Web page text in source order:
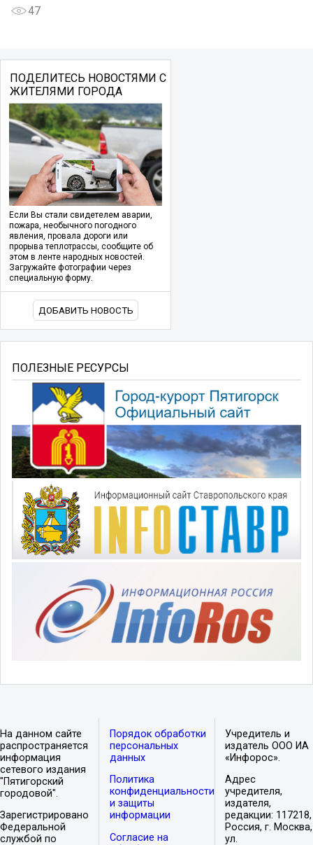
47
ПОДЕЛИТЕСЬ НОВОСТЯМИ С
ЖИТЕЛЯМИ ГОРОДА
Если Вы стали свидетелем аварии,
пожара, необычного погодного
явления, провала дороги или
прорыва теплотрассы, сообщите об
этом в ленте народных новостей.
Загружайте фотографии через
специальную форму.
ДОБАВИТЬ НОВОСТЬ
ПОЛЕЗНЫЕ РЕСУРСЫ
На данном сайте
распространяется
информация
сетевого издания
"Пятигорский
городовой".
Зарегистрировано
Федеральной
службой по
Порядок обработки
персональных
данных
Политика
конфиденциальности
и защиты
информации
Согласие на
Учредитель и
издатель ООО ИА
«Инфорос».
Адрес
учредителя,
издателя,
редакции: 117218,
Россия, г. Москва,
ул.